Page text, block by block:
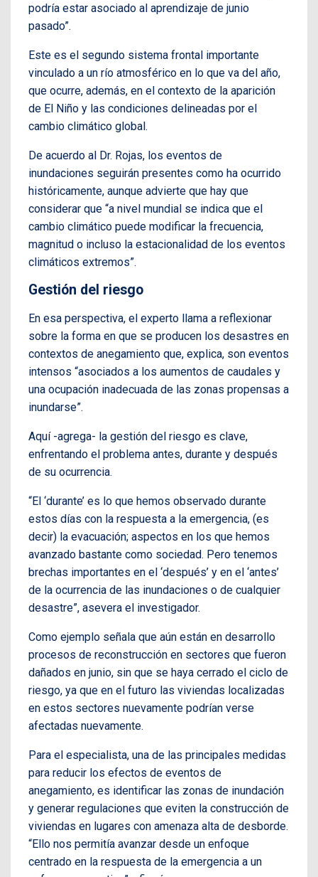
podría estar asociado al aprendizaje de junio
pasado”.
Este es el segundo sistema frontal importante
vinculado a un río atmosférico en lo que va del año,
que ocurre, además, en el contexto de la aparición
de El Niño y las condiciones delineadas por el
cambio climático global.
De acuerdo al Dr. Rojas, los eventos de
inundaciones seguirán presentes como ha ocurrido
históricamente, aunque advierte que hay que
considerar que “a nivel mundial se indica que el
cambio climático puede modificar la frecuencia,
magnitud o incluso la estacionalidad de los eventos
climáticos extremos”.
Gestión del riesgo
En esa perspectiva, el experto llama a reflexionar
sobre la forma en que se producen los desastres en
contextos de anegamiento que, explica, son eventos
intensos “asociados a los aumentos de caudales y
una ocupación inadecuada de las zonas propensas a
inundarse”.
Aquí -agrega- la gestión del riesgo es clave,
enfrentando el problema antes, durante y después
de su ocurrencia.
“El ‘durante’ es lo que hemos observado durante
estos días con la respuesta a la emergencia, (es
decir) la evacuación; aspectos en los que hemos
avanzado bastante como sociedad. Pero tenemos
brechas importantes en el ‘después’ y en el ‘antes’
de la ocurrencia de las inundaciones o de cualquier
desastre”, asevera el investigador.
Como ejemplo señala que aún están en desarrollo
procesos de reconstrucción en sectores que fueron
dañados en junio, sin que se haya cerrado el ciclo de
riesgo, ya que en el futuro las viviendas localizadas
en estos sectores nuevamente podrían verse
afectadas nuevamente.
Para el especialista, una de las principales medidas
para reducir los efectos de eventos de
anegamiento, es identificar las zonas de inundación
y generar regulaciones que eviten la construcción de
viviendas en lugares con amenaza alta de desborde.
“Ello nos permitía avanzar desde un enfoque
centrado en la respuesta de la emergencia a un